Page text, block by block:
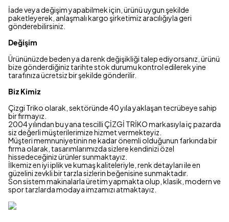
İade veya değişim yapabilmek için, ürünü uygun şekilde
paketleyerek, anlaşmalı kargo şirketimiz aracılığıyla geri
gönderebilirsiniz.
Değişim
Ürününüzde beden ya da renk değişikliği talep ediyorsanız, ürünü
bize gönderdiğiniz tarihte stok durumu kontrol edilerek yine
tarafınıza ücretsiz bir şekilde gönderilir.
Biz Kimiz
Çizgi Triko olarak, sektöründe 40 yıla yaklaşan tecrübeye sahip
bir firmayız.
2004 yılından bu yana tescilli ÇİZGİ TRİKO markasıyla iç pazarda
siz değerli müşterilerimize hizmet vermekteyiz.
Müşteri memnuniyetinin ne kadar önemli olduğunun farkında bir
firma olarak, tasarımlarımızda sizlere kendinizi özel
hissedeceğiniz ürünler sunmaktayız.
İlkemiz en iyi iplik ve kumaş kaliteleriyle, renk detayları ile en
güzelini zevkli bir tarzla sizlerin beğenisine sunmaktadır.
Son sistem makinalarla üretim yapmakta olup, klasik, modern ve
spor tarzlarda modaya imzamızı atmaktayız.